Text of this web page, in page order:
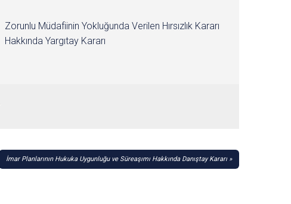
Zorunlu Müdafiinin Yokluğunda Verilen Hırsızlık Kararı
Hakkında Yargıtay Kararı
İmar Planlarının Hukuka Uygunluğu ve Süreaşımı Hakkında Danıştay Kararı